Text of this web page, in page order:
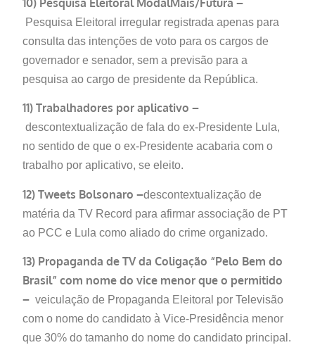
10) Pesquisa Eleitoral ModalMais/Futura –
Pesquisa Eleitoral irregular registrada apenas para
consulta das intenções de voto para os cargos de
governador e senador, sem a previsão para a
pesquisa ao cargo de presidente da República.
11) Trabalhadores por aplicativo –
descontextualização de fala do ex-Presidente Lula,
no sentido de que o ex-Presidente acabaria com o
trabalho por aplicativo, se eleito.
12) Tweets Bolsonaro –descontextualização de
matéria da TV Record para afirmar associação de PT
ao PCC e Lula como aliado do crime organizado.
13) Propaganda de TV da Coligação “Pelo Bem do
Brasil” com nome do vice menor que o permitido
– veiculação de Propaganda Eleitoral por Televisão
com o nome do candidato à Vice-Presidência menor
que 30% do tamanho do nome do candidato principal.